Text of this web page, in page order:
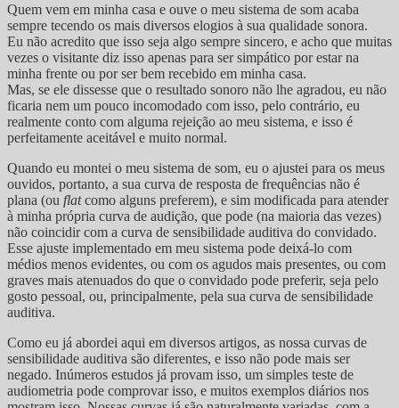
Quem vem em minha casa e ouve o meu sistema de som acaba
sempre tecendo os mais diversos elogios à sua qualidade sonora.
Eu não acredito que isso seja algo sempre sincero, e acho que muitas
vezes o visitante diz isso apenas para ser simpático por estar na
minha frente ou por ser bem recebido em minha casa.
Mas, se ele dissesse que o resultado sonoro não lhe agradou, eu não
ficaria nem um pouco incomodado com isso, pelo contrário, eu
realmente conto com alguma rejeição ao meu sistema, e isso é
perfeitamente aceitável e muito normal.
Quando eu montei o meu sistema de som, eu o ajustei para os meus
ouvidos, portanto, a sua curva de resposta de frequências não é
plana (ou flatcomo alguns preferem), e sim modificada para atender
à minha própria curva de audição, que pode (na maioria das vezes)
não coincidir com a curva de sensibilidade auditiva do convidado.
Esse ajuste implementado em meu sistema pode deixá-lo com
médios menos evidentes, ou com os agudos mais presentes, ou com
graves mais atenuados do que o convidado pode preferir, seja pelo
gosto pessoal, ou, principalmente, pela sua curva de sensibilidade
auditiva.
Como eu já abordei aqui em diversos artigos, as nossa curvas de
sensibilidade auditiva são diferentes, e isso não pode mais ser
negado. Inúmeros estudos já provam isso, um simples teste de
audiometria pode comprovar isso, e muitos exemplos diários nos